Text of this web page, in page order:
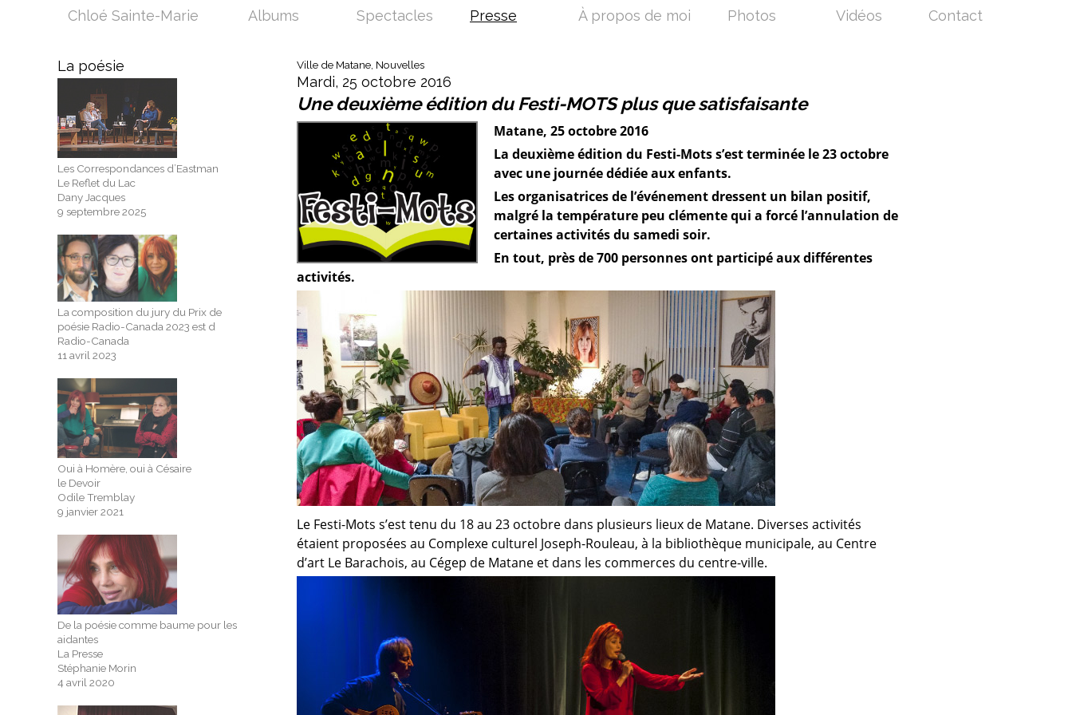
La poésie
Les Correspondances d’Eastman
Le Reflet du Lac
Dany Jacques
9 septembre 2025
La composition du jury du Prix de
poésie Radio-Canada 2023 est d
Radio-Canada
11 avril 2023
Oui à Homère, oui à Césaire
le Devoir
Odile Tremblay
9 janvier 2021
De la poésie comme baume pour les
aidantes
La Presse
Stéphanie Morin
4 avril 2020
Ville de Matane, Nouvelles
Mardi, 25 octobre 2016
Une deuxième édition du Festi-MOTS plus que satisfaisante
Matane, 25 octobre 2016
La deuxième édition du Festi-Mots s’est terminée le 23 octobre
avec une journée dédiée aux enfants.
Les organisatrices de l’événement dressent un bilan positif,
malgré la température peu clémente qui a forcé l’annulation de
certaines activités du samedi soir.
En tout, près de 700 personnes ont participé aux différentes
activités.
Le Festi-Mots s’est tenu du 18 au 23 octobre dans plusieurs lieux de Matane. Diverses activités
étaient proposées au Complexe culturel Joseph-Rouleau, à la bibliothèque municipale, au Centre
d’art Le Barachois, au Cégep de Matane et dans les commerces du centre-ville.
Chloé Sainte-Marie Albums Spectacles Presse À propos de moi Photos Vidéos Contact